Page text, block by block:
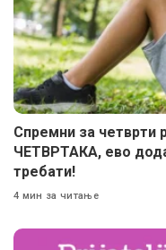
Спремни за четврти
ЧЕТВРТАКА, ево
требати!
4 мин за читање